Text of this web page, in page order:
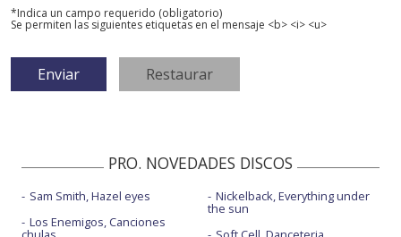
*Indica un campo requerido (obligatorio)
Se permiten las siguientes etiquetas en el mensaje <b> <i> <u>
PRO. NOVEDADES DISCOS
Sam Smith, Hazel eyes
Los Enemigos, Canciones
Nickelback, Everything under
the sun